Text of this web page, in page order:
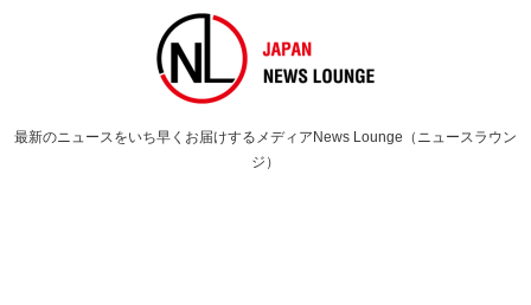
最新のニュースをいち早くお届けするメディアNews Lounge（ニュースラウン
ジ）